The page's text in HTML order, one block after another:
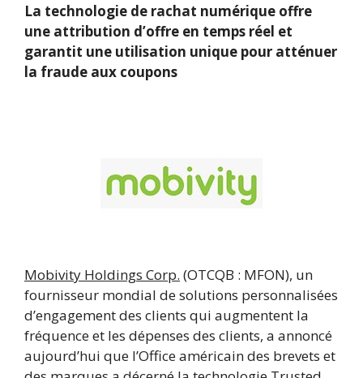
La technologie de rachat numérique offre
une attribution d’offre en temps réel et
garantit une utilisation unique pour atténuer
la fraude aux coupons
Mobivity Holdings Corp. (OTCQB : MFON), un
fournisseur mondial de solutions personnalisées
d’engagement des clients qui augmentent la
fréquence et les dépenses des clients, a annoncé
aujourd’hui que l’Office américain des brevets et